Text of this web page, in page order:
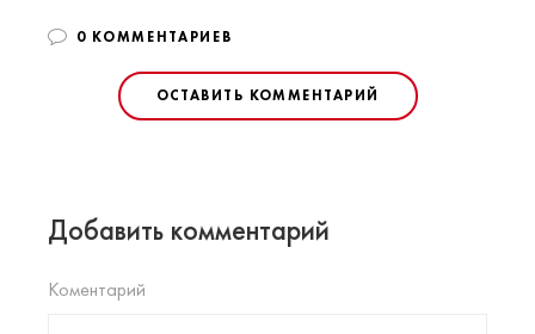
0 КОММЕНТАРИЕВ
ОСТАВИТЬ КОММЕНТАРИЙ
Добавить комментарий
Коментарий